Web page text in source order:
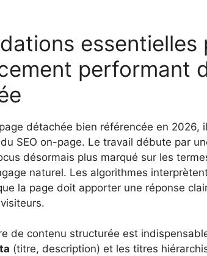
essentielles
performant
détachée bien référencée en 2026,
SEO on-page. Le travail débute par
désormais plus marqué sur les
naturel. Les algorithmes
la page doit apporter une réponse
de contenu structurée est
(titre, description) et les titres